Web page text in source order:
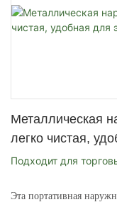
Металлическая
легко чистая,
красиво и просто
Подходит для
Эта портативная